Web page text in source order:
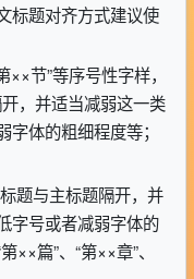
标题对齐方式建议使
××节”等序号性字样，
，并适当减弱这一类
体的粗细程度等；
题与主标题隔开，并
字号或者减弱字体的
篇”、“第××章”、